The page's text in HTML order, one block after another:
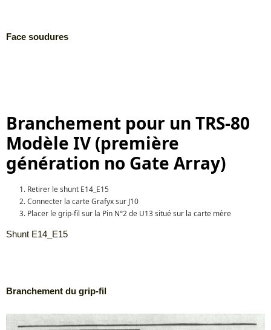
Face soudures
Branchement pour un TRS-80
Modèle IV (première
génération no Gate Array)
Retirer le shunt E14_E15
Connecter la carte Grafyx sur J10
Placer le grip-fil sur la Pin N°2 de U13 situé sur la carte mère
Shunt E14_E15
Branchement du grip-fil